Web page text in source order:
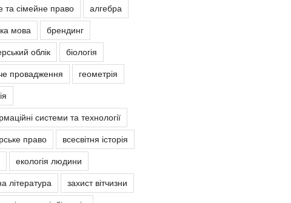
та сімейне право
алгебра
мова
брендинг
облік
біологія
провадження
геометрія
системи та технології
право
всесвітня історія
екологія людини
література
захист вітчизни